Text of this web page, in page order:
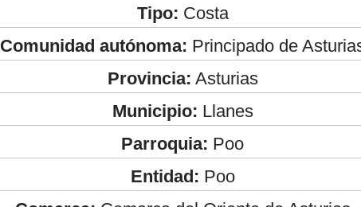
Tipo: Costa
Comunidad autónoma: Principado de
Provincia: Asturias
Municipio: Llanes
Parroquia: Poo
Entidad: Poo